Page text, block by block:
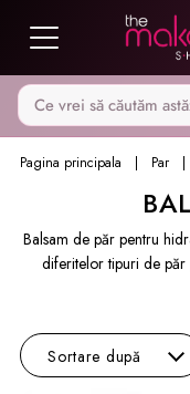
Caută pe MakeupShop
Pagina principala Par
Balsam de păr pentru
diferitelor tipuri de păr
Sortare după